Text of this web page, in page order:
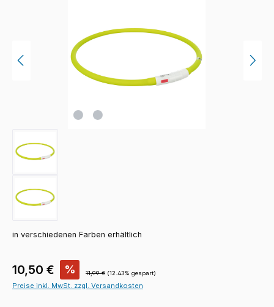
in verschiedenen Farben erhältlich
Verkaufspreis:
10,50 € % Regulärer Preis:
11,99 € (12.43% gespart)
Preise inkl. MwSt. zzgl. Versandkosten